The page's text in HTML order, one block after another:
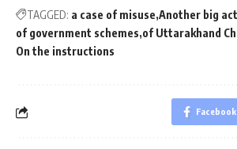
TAGGED: a case of misuse Another big
of government schemes of Uttarakhand
On the instructions
Facebook